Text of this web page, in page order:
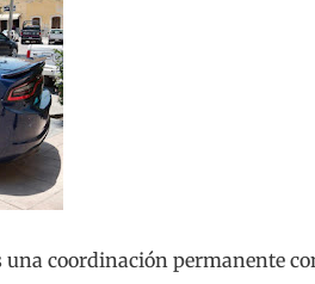
coordinación permanente